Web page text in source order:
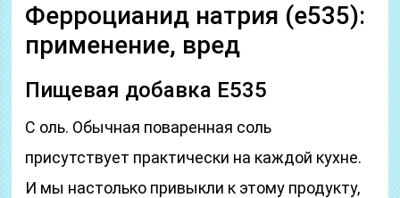
Ферроцианид натрия (е535):
применение, вред
Пищевая добавка Е535
С оль. Обычная поваренная соль
присутствует практически на каждой кухне.
И мы настолько привыкли к этому продукту,